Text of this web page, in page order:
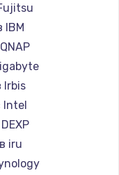
IBM
Irbis
Intel
iru